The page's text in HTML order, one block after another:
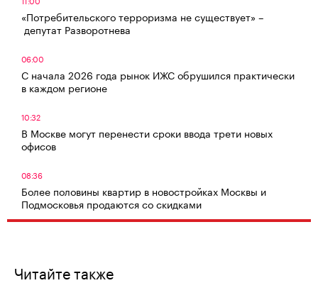
«Потребительского терроризма не существует» –
депутат Разворотнева
06:00
С начала 2026 года рынок ИЖС обрушился практически
в каждом регионе
10:32
В Москве могут перенести сроки ввода трети новых
офисов
08:36
Более половины квартир в новостройках Москвы и
Подмосковья продаются со скидками
Читайте также